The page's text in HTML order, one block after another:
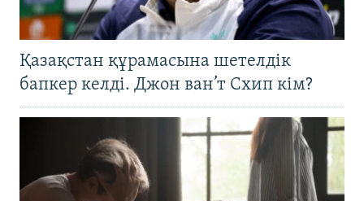
Қазақстан құрамасына шетелдік
бапкер келді. Джон ван’т Схип кім?